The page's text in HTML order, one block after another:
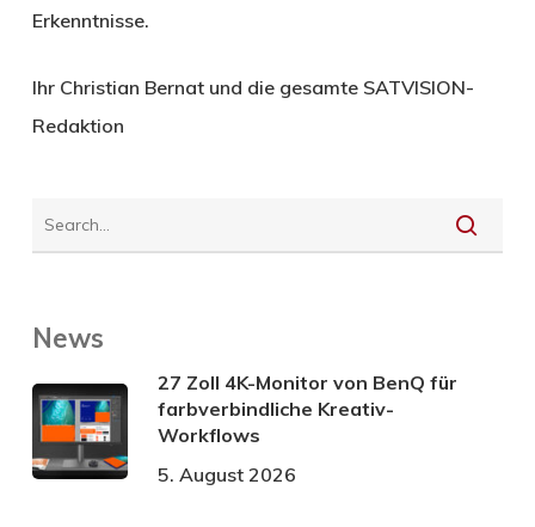
Erkenntnisse.
Ihr Christian Bernat und die gesamte SATVISION-
Redaktion
News
27 Zoll 4K-Monitor von BenQ für
farbverbindliche Kreativ-
Workflows
5. August 2026